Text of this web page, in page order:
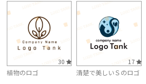
30
植物のロゴ
17
清楚で美しいＳのロゴ